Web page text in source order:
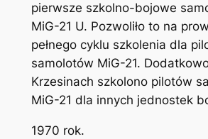
pierwsze szkolno-bojowe
MiG-21 U. Pozwoliło to na
pełnego cyklu szkolenia dla
samolotów MiG-21.
Krzesinach szkolono pilotów
MiG-21 dla innych jednostek
1970 rok.